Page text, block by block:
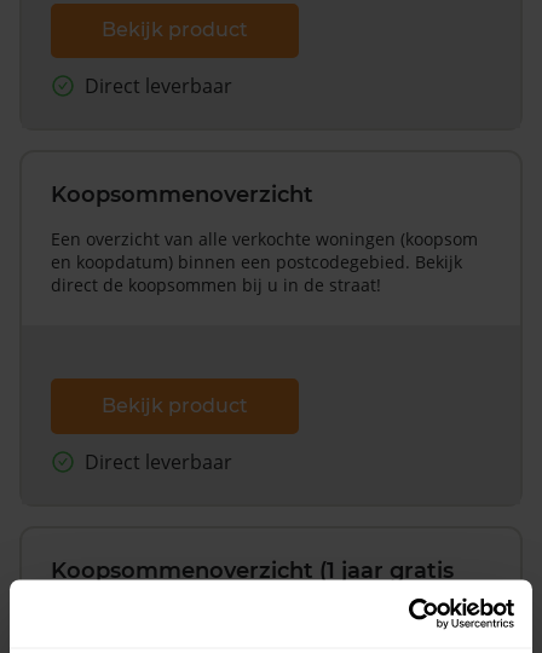
Bekijk product
Direct leverbaar
Koopsommenoverzicht
Een overzicht van alle verkochte woningen (koopsom
en koopdatum) binnen een postcodegebied. Bekijk
direct de koopsommen bij u in de straat!
Bekijk product
Direct leverbaar
Koopsommenoverzicht (1 jaar gratis